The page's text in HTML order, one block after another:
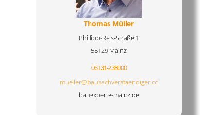
Thomas Müller
Phillipp-Reis-Straße 1
55129 Mainz
06131-238000
mueller@bausachverstaendiger.cc
bauexperte-mainz.de